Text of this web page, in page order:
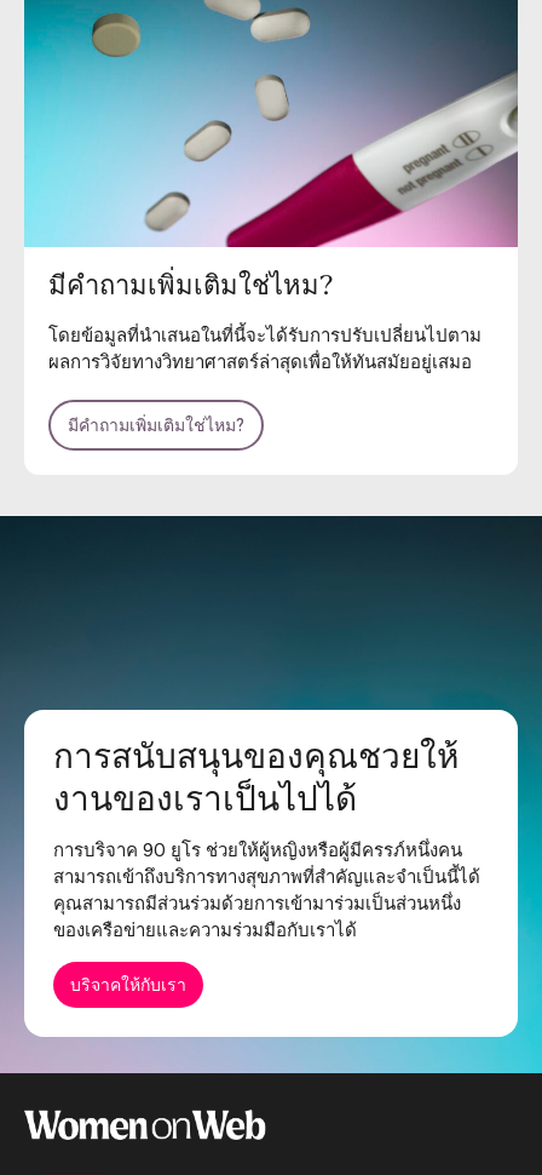
มีคำถามเพิ่มเติมใช่ไหม?
โดยข้อมูลที่นำเสนอในที่นี้จะได้รับการปรับเปลี่ยนไปตาม
ผลการวิจัยทางวิทยาศาสตร์ล่าสุดเพื่อให้ทันสมัยอยู่เสมอ
มีคำถามเพิ่มเติมใช่ไหม?
การสนับสนุนของคุณชวยให้
งานของเราเป็นไปได้
การบริจาค 90 ยูโร ช่วยให้ผู้หญิงหรือผู้มีครรภ์หนึ่งคน
สามารถเข้าถึงบริการทางสุขภาพที่สำคัญและจำเป็นนี้ได้
คุณสามารถมีส่วนร่วมด้วยการเข้ามาร่วมเป็นส่วนหนึ่ง
ของเครือข่ายและความร่วมมือกับเราได้
บริจาคให้กับเรา